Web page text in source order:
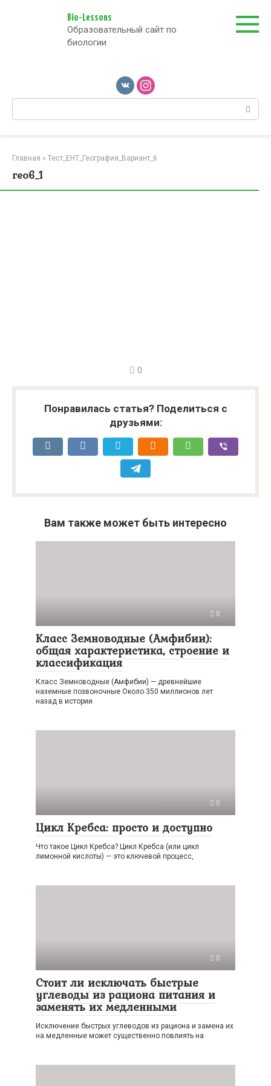
Bio-Lessons
Образовательный сайт по
биологии
Поиск:
Главная » Тест_ЕНТ_География_Вариант_6
гео6_1
0
Понравилась статья? Поделиться с
друзьями:
Вам также может быть интересно
0
Класс Земноводные (Амфибии):
общая характеристика, строение и
классификация
Класс Земноводные (Амфибии) — древнейшие
наземные позвоночные Около 350 миллионов лет
назад в истории
0
Цикл Кребса: просто и доступно
Что такое Цикл Кребса? Цикл Кребса (или цикл
лимонной кислоты) — это ключевой процесс,
0
Стоит ли исключать быстрые
углеводы из рациона питания и
заменять их медленными
Исключение быстрых углеводов из рациона и замена их
на медленные может существенно повлиять на